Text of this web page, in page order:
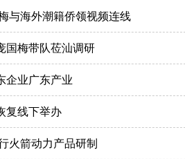
与海外潮籍侨领视频连线
国梅带队莅汕调研
企业广东产业
复线下举办
火箭动力产品研制